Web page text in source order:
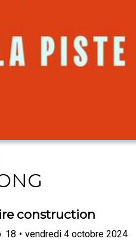
construction
18 • vendredi 4 octobre 2024